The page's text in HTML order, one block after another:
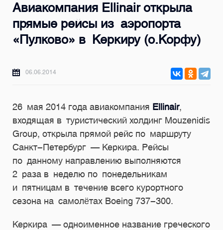
Авиакомпания Ellinair открыла
прямые рейсы из аэропорта
«Пулково» в Керкиру (о.Корфу)
06.06.2014
26 мая 2014 года авиакомпания Ellinair,
входящая в туристический холдинг Mouzenidis
Group, открыла прямой рейс по маршруту
Санкт-Петербург — Керкира. Рейсы
по данному направлению выполняются
2 раза в неделю по понедельникам
и пятницам в течение всего курортного
сезона на самолётах Boeing 737-300.
Керкира — одноименное название греческого